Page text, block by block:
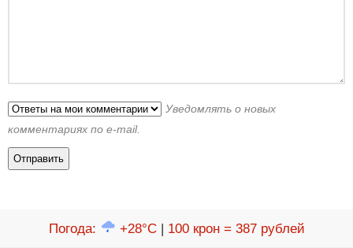
Уведомлять о новых
комментариях по e-mail.
Погода: +28°C| 100 крон = 387 рублей